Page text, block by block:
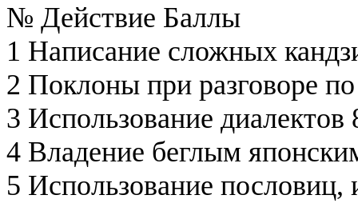
№ Действие Баллы
1 Написание сложных
2 Поклоны при разговоре
3 Использование диалектов
4 Владение беглым
5 Использование пословиц,